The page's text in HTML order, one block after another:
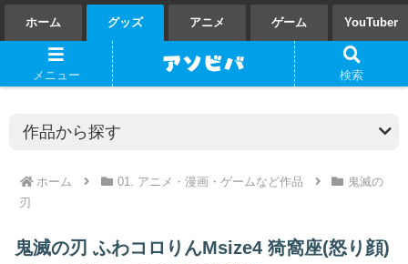
ホーム グッズ アニメ ゲーム YouTuber
ホーム 01. アニメ・漫画・ゲームなど作品
鬼滅の
刃
鬼滅の刃 ふわコロりんMsize4 猗窩座(怒り顔)
メニュー 検索